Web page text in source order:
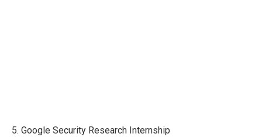
5. Google Security Research Internship